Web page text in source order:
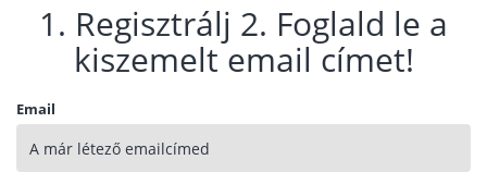
1. Regisztrálj 2. Foglald le a
kiszemelt email címet!
Email